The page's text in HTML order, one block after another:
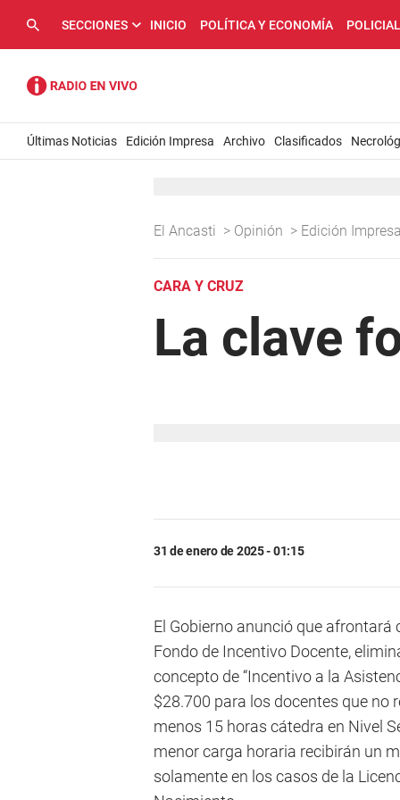
SECCIONES INICIO POLÍTICA Y ECONOMÍA
Últimas Noticias Edición Impresa Archivo Clasificados
El Ancasti > Opinión > Edición Impresa
CARA Y CRUZ
La clave
31 de enero de 2025 - 01:15
El Gobierno anunció que afrontará
Fondo de Incentivo Docente,
concepto de “Incentivo a la
$28.700 para los docentes que no
menos 15 horas cátedra en Nivel
menor carga horaria recibirán un
solamente en los casos de la